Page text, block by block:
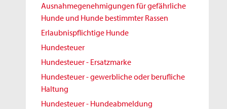
Ausnahmegenehmigungen für gefährliche
Hunde und Hunde bestimmter Rassen
Erlaubnispflichtige Hunde
Hundesteuer
Hundesteuer - Ersatzmarke
Hundesteuer - gewerbliche oder berufliche
Haltung
Hundesteuer - Hundeabmeldung